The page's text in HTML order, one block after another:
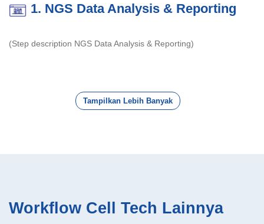
1. NGS Data Analysis & Reporting
(Step description NGS Data Analysis & Reporting)
Tampilkan Lebih Banyak
Workflow Cell Tech Lainnya